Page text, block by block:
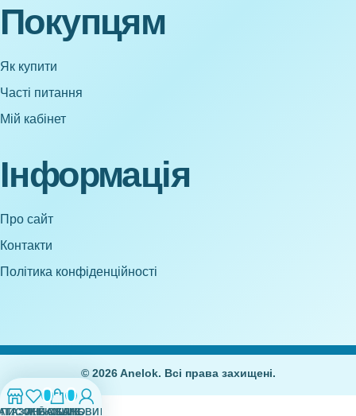
Покупцям
Як купити
Часті питання
Мій кабінет
Інформація
Про сайт
Контакти
Політика конфіденційності
0
БАЖАНЬ
0
КОШИК
МІЙ ОБЛІКОВИЙ ЗАПИС
© 2026 Anelok. Всі права захищені.